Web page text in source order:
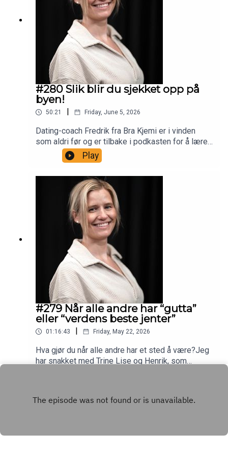
#280 Slik blir du sjekket opp på
byen!
50:21 Friday, June 5, 2026
Dating-coach Fredrik fra Bra Kjemi er i vinden
som aldri før og er tilbake i podkasten for å lære
oss hvordan vi sjekker opp folk på byen og ikke
minst hvordan vi skal bli sjekket opp.Ønsker du et
betalt samarbeid med podkasten og Instagram?
Ta kontakt på insta!
Play
#279 Når alle andre har “gutta”
eller “verdens beste jenter”
01:16:43 Friday, May 22, 2026
Hva gjør du når alle andre har et sted å være?Jeg
har snakket med Trine Lise og Henrik, som
har en gjeng med «verdens beste jenter» eller
denne episoden snakker vi om ensomhet på